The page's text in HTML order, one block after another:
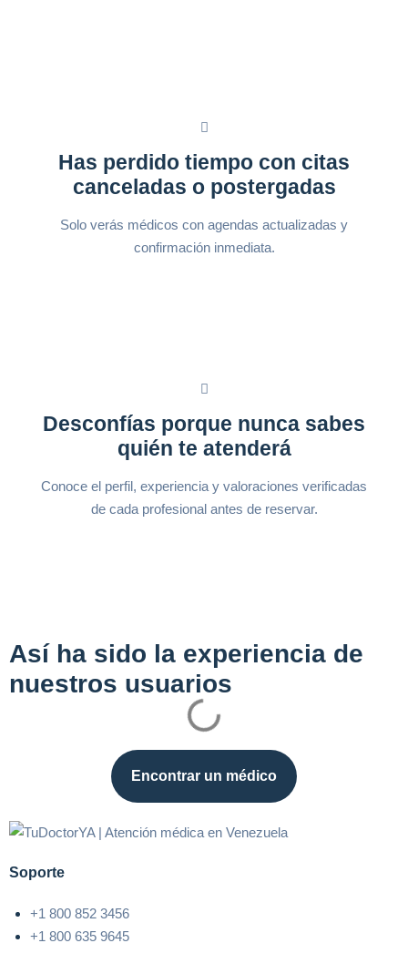
Has perdido tiempo con citas
canceladas o postergadas
Solo verás médicos con agendas actualizadas y
confirmación inmediata.
Desconfías porque nunca sabes
quién te atenderá
Conoce el perfil, experiencia y valoraciones verificadas
de cada profesional antes de reservar.
Así ha sido la experiencia de
nuestros usuarios
Encontrar un médico
Soporte
+1 800 852 3456
+1 800 635 9645